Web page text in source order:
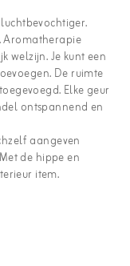
Aromatherapie
welzijn. Je kunt een
De ruimte
Elke geur
ontspannend en
aangeven
de hippe en
item.